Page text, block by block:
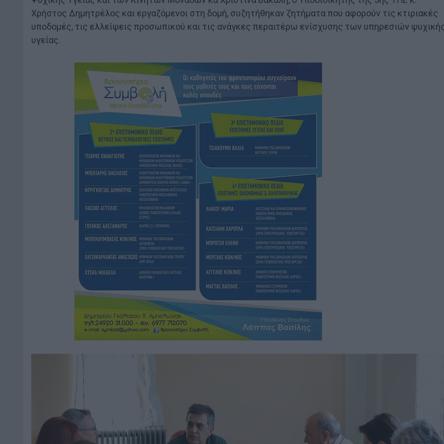
Χρήστος Δημητρέλος και εργαζόμενοι στη δομή, συζητήθηκαν ζητήματα που αφορούν τις κτιριακές
υποδομές, τις ελλείψεις προσωπικού και τις ανάγκες περαιτέρω ενίσχυσης των υπηρεσιών
υγείας.